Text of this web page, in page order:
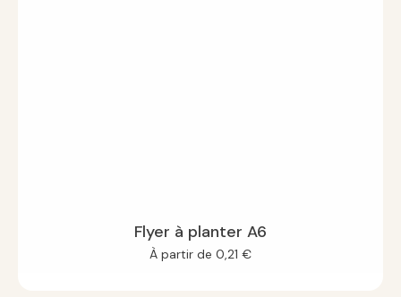
Flyer à planter A6
À partir de 0,21 €